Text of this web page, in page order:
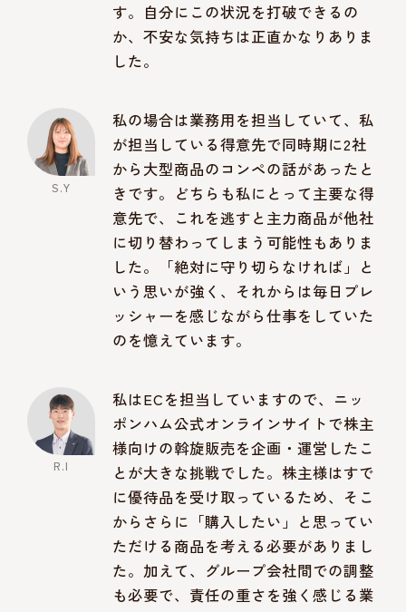
す。自分にこの状況を打破できるの
か、不安な気持ちは正直かなりありま
した。
私の場合は業務用を担当していて、私
が担当している得意先で同時期に2社
から大型商品のコンペの話があったと
きです。どちらも私にとって主要な得
意先で、これを逃すと主力商品が他社
に切り替わってしまう可能性もありま
した。「絶対に守り切らなければ」と
いう思いが強く、それからは毎日プレ
ッシャーを感じながら仕事をしていた
のを憶えています。
私はECを担当していますので、ニッ
ポンハム公式オンラインサイトで株主
様向けの斡旋販売を企画・運営したこ
とが大きな挑戦でした。株主様はすで
に優待品を受け取っているため、そこ
からさらに「購入したい」と思ってい
ただける商品を考える必要がありまし
た。加えて、グループ会社間での調整
も必要で、責任の重さを強く感じる業